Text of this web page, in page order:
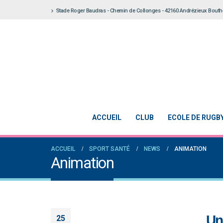
Stade Roger Baudras - Chemin de Collonges - 42160 Andrézieux
ACCUEIL CLUB ECOLE DE
ACCUEIL SPORT SANTÉ NEWS ANIMATION
Animation
25